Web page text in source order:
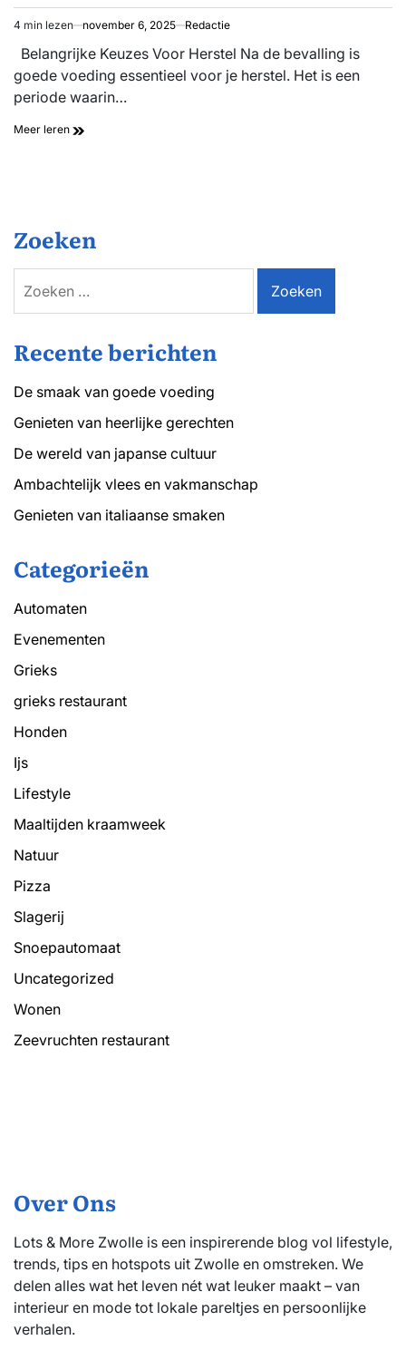
Geschatte
leestijd
4 min lezen november 6, 2025 Redactie
Belangrijke Keuzes Voor Herstel Na de bevalling is
goede voeding essentieel voor je herstel. Het is een
periode waarin…
Meer leren Voeding
Zoeken
naar:
Recente berichten
De smaak van goede voeding
Genieten van heerlijke gerechten
De wereld van japanse cultuur
Ambachtelijk vlees en vakmanschap
Genieten van italiaanse smaken
Categorieën
Automaten
Evenementen
Grieks
grieks restaurant
Honden
Ijs
Lifestyle
Maaltijden kraamweek
Natuur
Pizza
Slagerij
Snoepautomaat
Uncategorized
Wonen
Zeevruchten restaurant
Over Ons
Lots & More Zwolle is een inspirerende blog vol lifestyle,
trends, tips en hotspots uit Zwolle en omstreken. We
delen alles wat het leven nét wat leuker maakt – van
interieur en mode tot lokale pareltjes en persoonlijke
verhalen.